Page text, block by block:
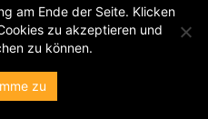
am Ende der Seite. Klicken
zu akzeptieren und
zu können.
zu